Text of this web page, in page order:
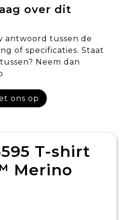
over dit
antwoord tussen de
of specificaties. Staat
Neem dan
ons op
T-shirt
Merino